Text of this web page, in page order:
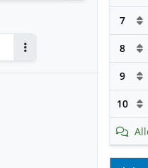
7
8
9
10